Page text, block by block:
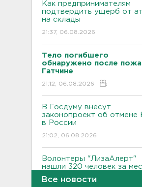
Как предпринимателям
подтвердить ущерб от
на склады
21:37, 06.08.2026
Тело погибшего
обнаружено после
Гатчине
21:12, 06.08.2026
В Госдуму внесут
законопроект об отмене
в России
21:02, 06.08.2026
Волонтеры "ЛизаАлерт"
нашли 320 человек за
Все новости